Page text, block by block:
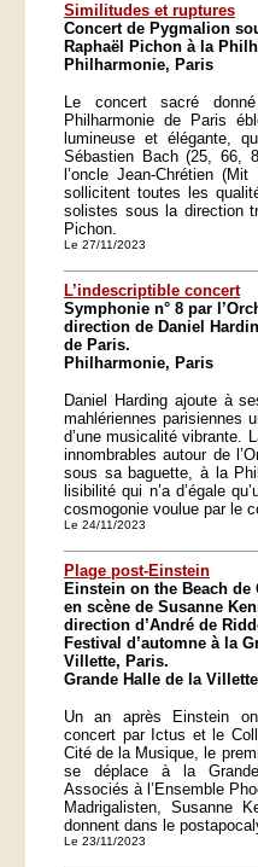
Similitudes et ruptures
Concert de Pygmalion
Raphaël Pichon à la
Philharmonie, Paris
Le concert sacré
Philharmonie de Paris
lumineuse et élégante,
Sébastien Bach (25, 66,
l’oncle Jean-Chrétien
sollicitent toutes les
solistes sous la direction
Pichon.
Le 27/11/2023
L’indescriptible concert
Symphonie n° 8 par
direction de Daniel
de Paris.
Philharmonie, Paris
Daniel Harding ajoute à
mahlériennes parisiennes
d’une musicalité vibrante.
innombrables autour de
sous sa baguette, à la
lisibilité qui n’a d’égale
cosmogonie voulue par le
Le 24/11/2023
Plage post-Einstein
Einstein on the Beach
en scène de Susanne
direction d’André de
Festival d’automne à la
Villette, Paris.
Grande Halle de la
Un an après Einstein
concert par Ictus et le
Cité de la Musique, le
se déplace à la
Associés à l’Ensemble
Madrigalisten, Susanne
donnent dans le
Le 23/11/2023